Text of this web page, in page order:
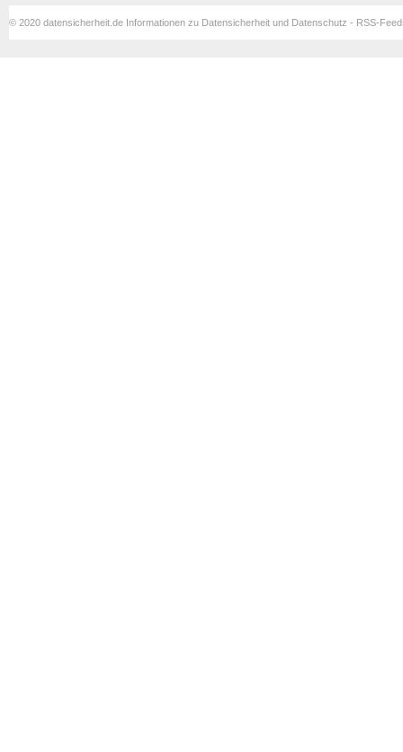
© 2020 datensicherheit.de Informationen zu Datensicherheit und Datenschutz - RSS-